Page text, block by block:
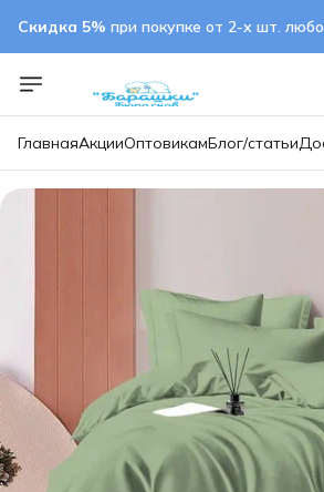
Скидка 5% при покупке от 2-х шт.
ГлавнаяАкцииОптовикамБлог/статьи